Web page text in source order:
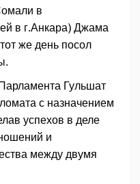
в
в г.Анкара) Джама
же день посол
Гульшат
с назначением
успехов в деле
и
между двумя